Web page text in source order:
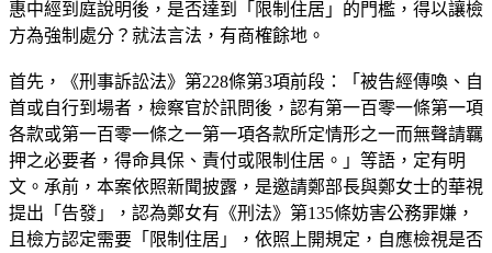
惠中經到庭說明後，是否達到「限制住居」的門檻，得以讓檢
方為強制處分？就法言法，有商榷餘地。
首先，《刑事訴訟法》第228條第3項前段：「被告經傳喚、自
首或自行到場者，檢察官於訊問後，認有第一百零一條第一項
各款或第一百零一條之一第一項各款所定情形之一而無聲請羈
押之必要者，得命具保、責付或限制住居。」等語，定有明
文。承前，本案依照新聞披露，是邀請鄭部長與鄭女士的華視
提出「告發」，認為鄭女有《刑法》第135條妨害公務罪嫌，
且檢方認定需要「限制住居」，依照上開規定，自應檢視是否